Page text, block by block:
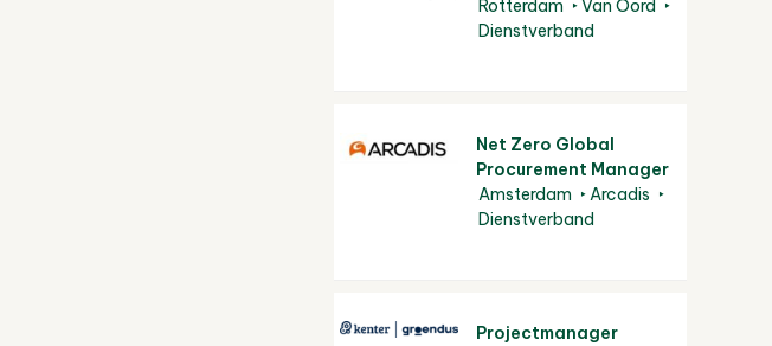
Rotterdam
Van Oord
Dienstverband
Net Zero Global
Procurement Manager
Amsterdam
Arcadis
Dienstverband
Projectmanager